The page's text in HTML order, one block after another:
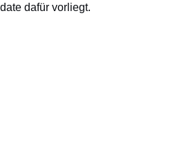
dafür vorliegt.